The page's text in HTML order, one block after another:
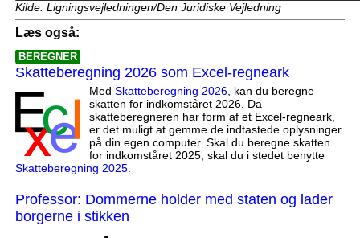
Kilde: Ligningsvejledningen/Den Juridiske Vejledning
Læs også:
BEREGNER
Skatteberegning 2026 som Excel-regneark
Med Skatteberegning 2026, kan du beregne
skatten for indkomståret 2026. Da
skatteberegneren har form af et Excel-regneark,
er det muligt at gemme de indtastede oplysninger
på din egen computer. Skal du beregne skatten
for indkomståret 2025, skal du i stedet benytte
Skatteberegning 2025.
Professor: Dommerne holder med staten og lader
borgerne i stikken